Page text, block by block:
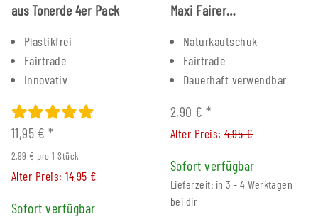
aus Tonerde 4er Pack
Plastikfrei
Fairtrade
Innovativ
11,95 € *
2,99 € pro 1 Stück
Alter Preis:14,95 €
Sofort verfügbar
Maxi Fairer
Naturkautschuk
Fairtrade
Dauerhaft verwendbar
2,90 €*
Alter Preis:4,95 €
Sofort verfügbar
Lieferzeit: in 3 - 4 Werktagen
bei dir